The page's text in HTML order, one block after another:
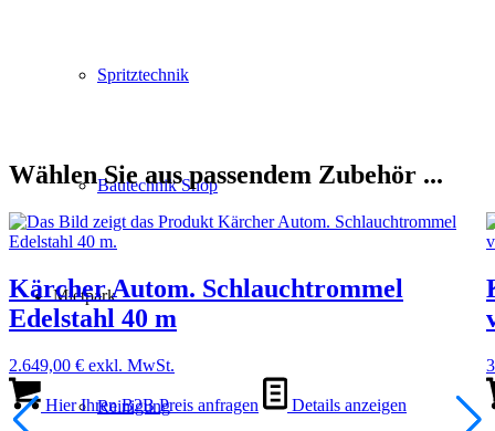
Spritztechnik
Bautechnik Shop
Mietpark
Reinigung
Wählen Sie aus passendem Zubehör ...
Kärcher Autom. Schlauchtrommel
Edelstahl 40 m
2.649,00 € exkl. MwSt.
Hier Ihren B2B Preis anfragen Details anzeigen